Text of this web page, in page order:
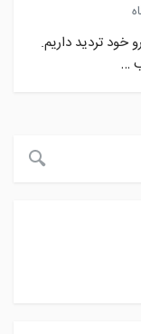
خود تردید داریم.
…